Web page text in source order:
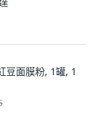
豆面膜粉, 1罐, 1